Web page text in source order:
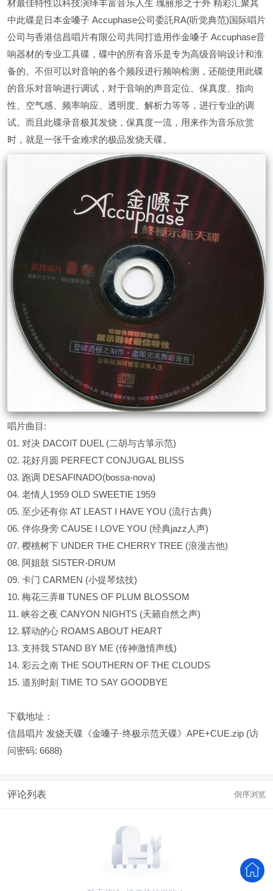
材最佳特性以科技演绎丰富音乐人生 瑰丽形之于外 精彩汇聚其
中此碟是日本金嗓子 Accuphase公司委託RA(听觉典范)国际唱片
公司与香港信昌唱片有限公司共同打造用作金嗓子 Accuphase音
响器材的专业工具碟，碟中的所有音乐是专为高级音响设计和淮
备的。不但可以对音响的各个频段进行频响检测，还能使用此碟
的音乐对音响进行调试，对于音响的声音定位、保真度、指向
性、空气感、频率响应、透明度、解析力等等，进行专业的调
试。而且此碟录音极其发烧，保真度一流，用来作为音乐欣赏
时，就是一张千金难求的极品发烧天碟。
唱片曲目:
01. 对决 DACOIT DUEL (二胡与古箏示范)
02. 花好月圆 PERFECT CONJUGAL BLISS
03. 跑调 DESAFINADO(bossa-nova)
04. 老情人1959 OLD SWEETIE 1959
05. 至少还有你 AT LEAST I HAVE YOU (流行古典)
06. 伴你身旁 CAUSE I LOVE YOU (经典jazz人声)
07. 樱桃树下 UNDER THE CHERRY TREE (浪漫吉他)
08. 阿姐鼓 SISTER-DRUM
09. 卡门 CARMEN (小提琴炫技)
10. 梅花三弄Ⅲ TUNES OF PLUM BLOSSOM
11. 峡谷之夜 CANYON NIGHTS (天籟自然之声)
12. 驛动的心 ROAMS ABOUT HEART
13. 支持我 STAND BY ME (传神激情声线)
14. 彩云之南 THE SOUTHERN OF THE CLOUDS
15. 道别时刻 TIME TO SAY GOODBYE
下载地址：
信昌唱片 发烧天碟《金嗓子·终极示范天碟》APE+CUE.zip (访
问密码: 6688)
评论列表 倒序浏览